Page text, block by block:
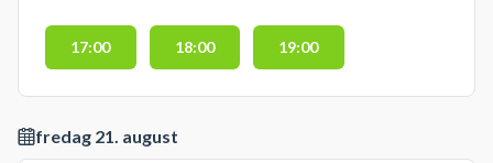
17:00 18:00 19:00
fredag 21. august